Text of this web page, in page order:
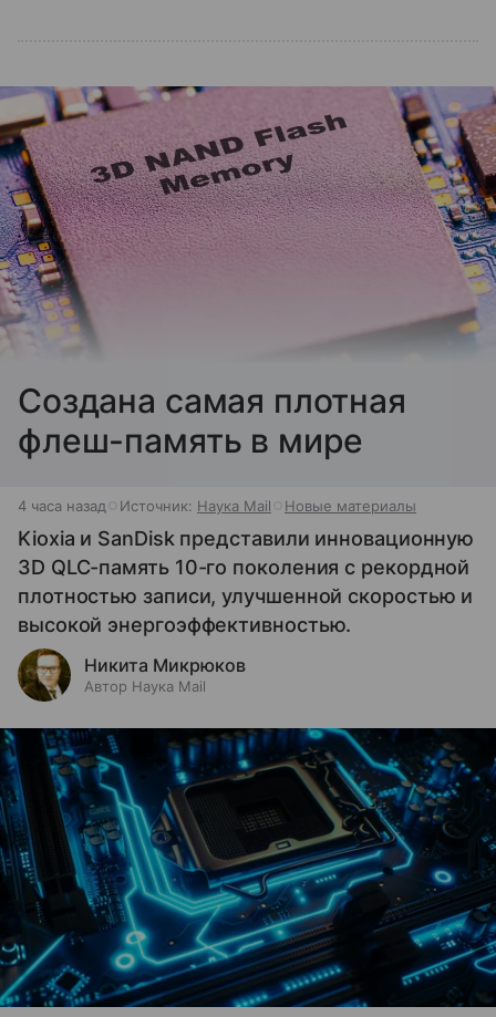
Создана самая плотная
флеш-память в мире
4 часа назад Источник: Наука Mail Новые материалы
Kioxia и SanDisk представили инновационную
3D QLC-память 10-го поколения с рекордной
плотностью записи, улучшенной скоростью и
высокой энергоэффективностью.
Никита Микрюков
Автор Наука Mail